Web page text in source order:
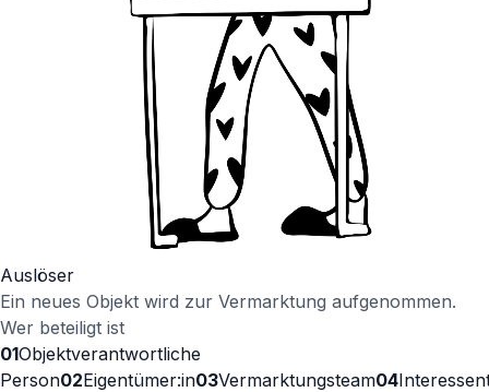
Auslöser
Ein neues Objekt wird zur Vermarktung aufgenommen.
Wer beteiligt ist
01Objektverantwortliche
Person02Eigentümer:in03Vermarktungsteam04